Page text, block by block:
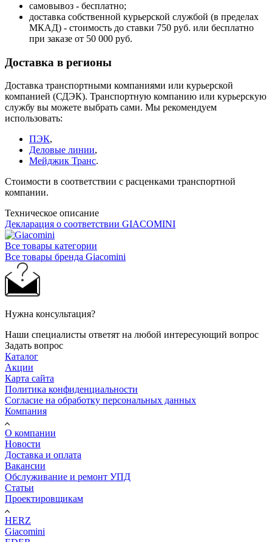
самовывоз - бесплатно;
доставка собственной курьерской службой (в пределах
МКАД) - стоимость до ставки 750 руб. или бесплатно
при заказе от 50 000 руб.
Доставка в регионы
Доставка транспортными компаниями или курьерской
компанией (СДЭК). Транспортную компанию или курьерскую
службу вы можете выбрать сами. Мы рекомендуем
использовать:
ПЭК,
Деловые линии,
Мейджик Транс.
Стоимости в соответствии с расценками транспортной
компании.
Техническое описание
Декларация о соответствии GIACOMINI
Все товары категории
Все товары бренда Giacomini
Нужна консультация?
Наши специалисты ответят на любой интересующий вопрос
Задать вопрос
Каталог
Акции
Карта сайта
Политика конфиденциальности
Согласие на обработку персональных данных
Компания
О компании
Новости
Доставка и оплата
Вакансии
Обслуживание и ремонт УПД
Статьи
Проектировщикам
HERZ
Giacomini